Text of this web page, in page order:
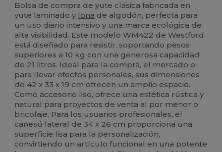
Bolsa de compra de yute clásica fabricada en
yute laminado y lona de algodón, perfecta para
un uso diario intensivo y una marca ecológica de
alta visibilidad. Este modelo WM422 de Westford
está diseñado para resistir, soportando pesos
superiores a 10 kg con una generosa capacidad
de 21 litros. Ideal para la compra, el mercado o
para llevar efectos personales, sus dimensiones
de 42 x 33 x 19 cm ofrecen un amplio espacio.
Como accesorio liso, ofrece una estética rústica y
natural para proyectos de venta al por menor o
bricolaje. Para los usuarios profesionales, el
canesú lateral de 34 x 26 cm proporciona una
superficie lisa para la personalización,
convirtiendo un artículo funcional en una potente